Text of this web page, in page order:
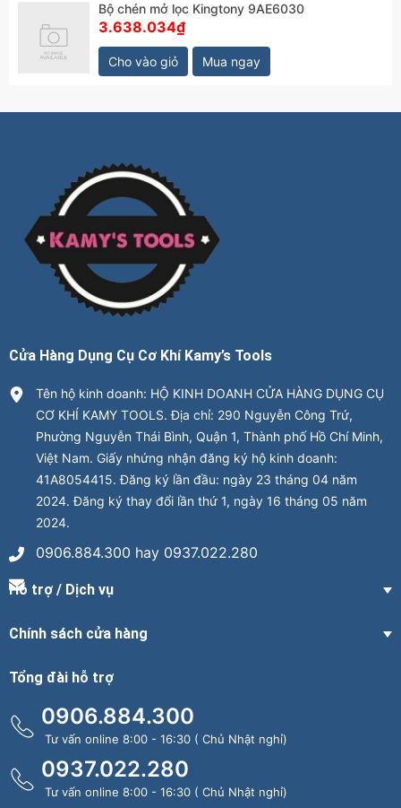
Bộ chén mở lọc Kingtony 9AE6030
3.638.034₫
Cho vào giỏ Mua ngay
Cửa Hàng Dụng Cụ Cơ Khí Kamy’s Tools
Tên hộ kinh doanh: HỘ KINH DOANH CỬA HÀNG DỤNG CỤ
CƠ KHÍ KAMY TOOLS. Địa chỉ: 290 Nguyễn Công Trứ,
Phường Nguyễn Thái Bình, Quận 1, Thành phố Hồ Chí Minh,
Việt Nam. Giấy nhứng nhận đăng ký hộ kinh doanh:
41A8054415. Đăng ký lần đầu: ngày 23 tháng 04 năm
2024. Đăng ký thay đổi lần thứ 1, ngày 16 tháng 05 năm
2024.
0906.884.300 hay 0937.022.280
Hỗ trợ / Dịch vụ
Chính sách cửa hàng
Tổng đài hỗ trợ
0906.884.300
Tư vấn online 8:00 - 16:30 ( Chủ Nhật nghỉ)
0937.022.280
Tư vấn online 8:00 - 16:30 ( Chủ Nhật nghỉ)